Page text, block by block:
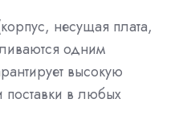
несущая плата,
одним
высокую
поставки в любых